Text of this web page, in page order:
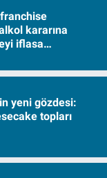
kararına
iflasa
yeni gözdesi:
topları